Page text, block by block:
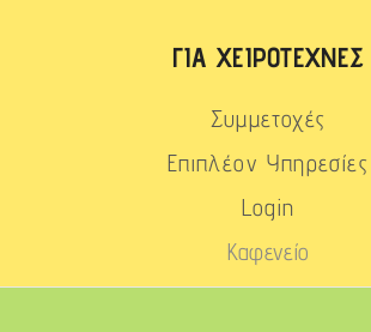
ΓΙΑ ΧΕΙΡΟΤΈΧΝΕΣ
Συμμετοχές
Επιπλέον Υπηρεσίες
Login
Καφενείο